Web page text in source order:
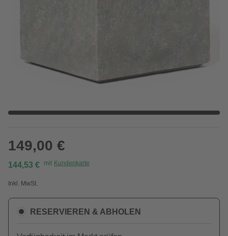
149,00 €
144,53 € mit Kundenkarte
Inkl. MwSt.
RESERVIEREN & ABHOLEN